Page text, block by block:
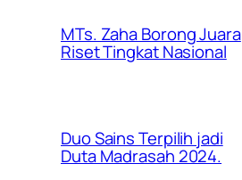
MTs. Zaha Borong Juara
Riset Tingkat Nasional
Duo Sains Terpilih jadi
Duta Madrasah 2024.